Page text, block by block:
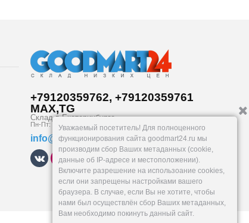
+79120359762, +79120359761
MAX,TG
Склад вЕкатеринбурге
Пн-Пт: 10-19, Сб, Вс: вых.
info@goodmart24.ru
Уважаемый посетитель! Для полноценного
функционирования сайта goodmart24.ru мы
производим сбор Ваших метаданных (cookie,
данные об IP-адресе и местоположении).
Включите разрешение на использоание cookies,
если они запрещены настройками вашего
браузера. В случае, если Вы не хотите, чтобы
нами был осуществлён сбор Ваших метаданных,
Вам необходимо покинуть данный сайт.